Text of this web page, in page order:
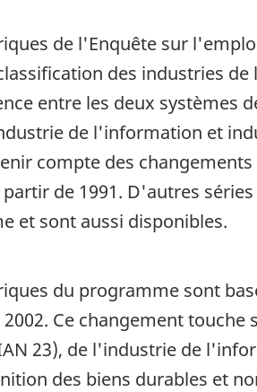
de l'Enquête sur
des industries
entre les deux systèmes
de l'information et
compte des changements
de 1991. D'autres
et sont aussi disponibles.
du programme sont
Ce changement touche
23), de l'industrie de
des biens durables et